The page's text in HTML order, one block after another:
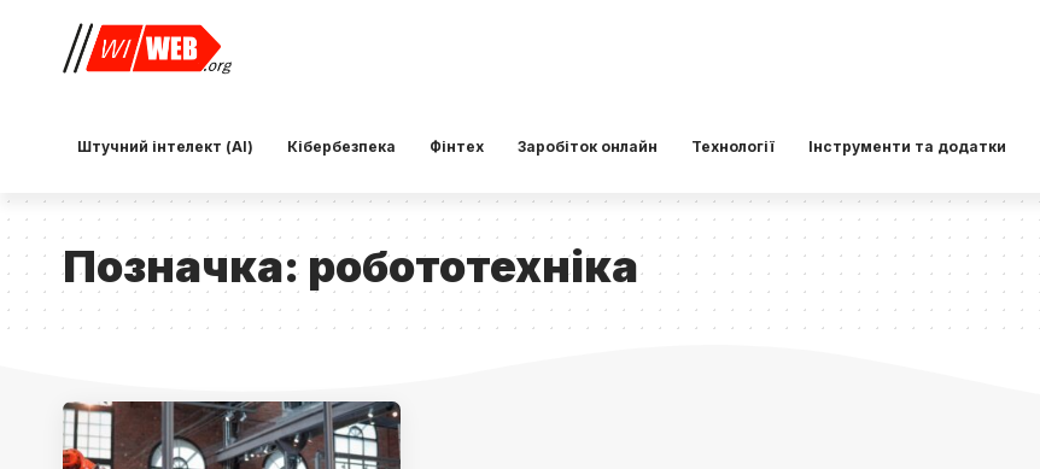
Штучний інтелект (AI) Кібербезпека Фінтех Заробіток онлайн Технології Інструменти та додатки
Позначка: робототехніка